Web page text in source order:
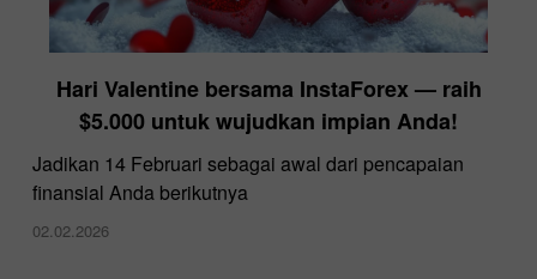
Hari Valentine bersama InstaForex — raih
$5.000 untuk wujudkan impian Anda!
Jadikan 14 Februari sebagai awal dari pencapaian
finansial Anda berikutnya
02.02.2026